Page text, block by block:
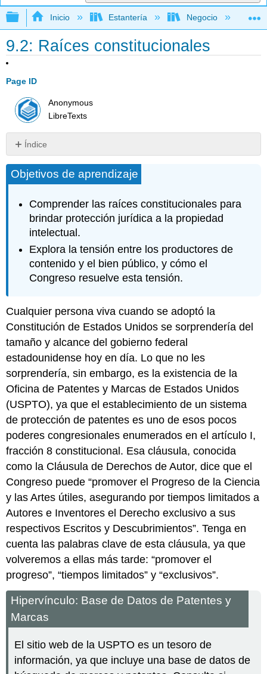
Expandir/contraer jerarquía global
Inicio Estantería Negocio
9.2: Raíces constitucionales
Page ID
Anonymous
LibreTexts
Índice
para
llevar
Objetivos de aprendizaje
Comprender las raíces constitucionales para
brindar protección jurídica a la propiedad
intelectual.
Explora la tensión entre los productores de
contenido y el bien público, y cómo el
Congreso resuelve esta tensión.
Cualquier persona viva cuando se adoptó la
Constitución de Estados Unidos se sorprendería del
tamaño y alcance del gobierno federal
estadounidense hoy en día. Lo que no les
sorprendería, sin embargo, es la existencia de la
Oficina de Patentes y Marcas de Estados Unidos
(USPTO), ya que el establecimiento de un sistema
de protección de patentes es uno de esos pocos
poderes congresionales enumerados en el artículo I,
fracción 8 constitucional. Esa cláusula, conocida
como la Cláusula de Derechos de Autor, dice que el
Congreso puede “promover el Progreso de la Ciencia
y las Artes útiles, asegurando por tiempos limitados a
Autores e Inventores el Derecho exclusivo a sus
respectivos Escritos y Descubrimientos”. Tenga en
cuenta las palabras clave de esta cláusula, ya que
volveremos a ellas más tarde: “promover el
progreso”, “tiempos limitados” y “exclusivos”.
Hipervínculo: Base de Datos de Patentes y
Marcas
El sitio web de la USPTO es un tesoro de
información, ya que incluye una base de datos de